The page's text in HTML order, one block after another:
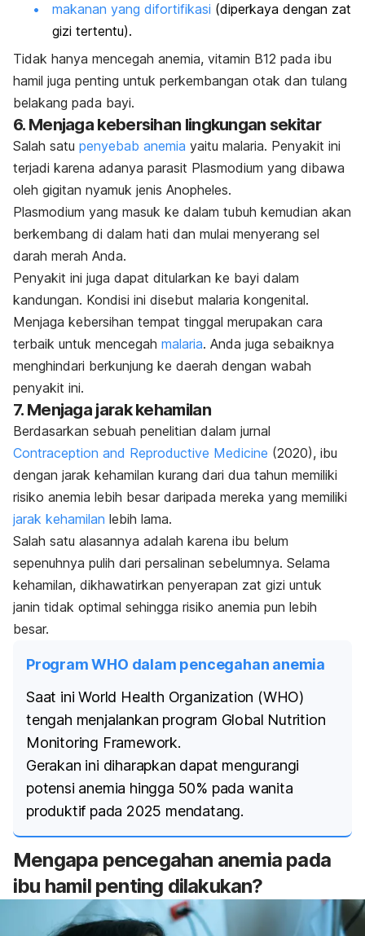
makanan yang difortifikasi (diperkaya dengan zat
gizi tertentu).
Tidak hanya mencegah anemia, vitamin B12 pada ibu
hamil juga penting untuk perkembangan otak dan tulang
belakang pada bayi.
6. Menjaga kebersihan lingkungan sekitar
Salah satu penyebab anemia yaitu malaria. Penyakit ini
terjadi karena adanya parasit Plasmodium yang dibawa
oleh gigitan nyamuk jenis Anopheles.
Plasmodium yang masuk ke dalam tubuh kemudian akan
berkembang di dalam hati dan mulai menyerang sel
darah merah Anda.
Penyakit ini juga dapat ditularkan ke bayi dalam
kandungan. Kondisi ini disebut malaria kongenital.
Menjaga kebersihan tempat tinggal merupakan cara
terbaik untuk mencegah malaria. Anda juga sebaiknya
menghindari berkunjung ke daerah dengan wabah
penyakit ini.
7. Menjaga jarak kehamilan
Berdasarkan sebuah penelitian dalam jurnal
Contraception and Reproductive Medicine (2020), ibu
dengan jarak kehamilan kurang dari dua tahun memiliki
risiko anemia lebih besar daripada mereka yang memiliki
jarak kehamilan lebih lama.
Salah satu alasannya adalah karena ibu belum
sepenuhnya pulih dari persalinan sebelumnya. Selama
kehamilan, dikhawatirkan penyerapan zat gizi untuk
janin tidak optimal sehingga risiko anemia pun lebih
besar.
Program WHO dalam pencegahan anemia
Saat ini World Health Organization (WHO)
tengah menjalankan program Global Nutrition
Monitoring Framework.
Gerakan ini diharapkan dapat mengurangi
potensi anemia hingga 50% pada wanita
produktif pada 2025 mendatang.
Mengapa pencegahan anemia pada
ibu hamil penting dilakukan?